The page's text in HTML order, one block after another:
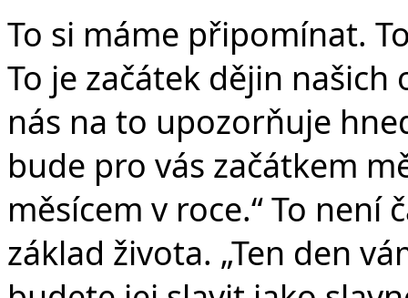
To si máme připomínat.
To je začátek dějin
nás na to upozorňuje
bude pro vás začátkem
měsícem v roce.“ To není
základ života. „Ten den